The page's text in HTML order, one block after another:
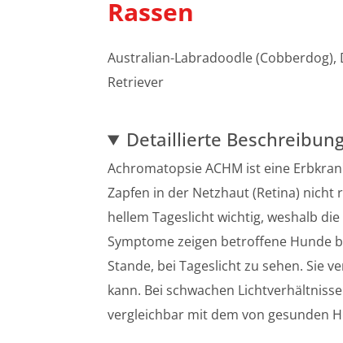
Rassen
Australian-Labradoodle
Retriever
Detaillierte
Achromatopsie ACHM ist eine
Zapfen in der Netzhaut (Retina) nicht
hellem Tageslicht wichtig, weshalb
Symptome zeigen betroffene Hunde
Stande, bei Tageslicht zu sehen. Sie
kann. Bei schwachen
vergleichbar mit dem von gesunden